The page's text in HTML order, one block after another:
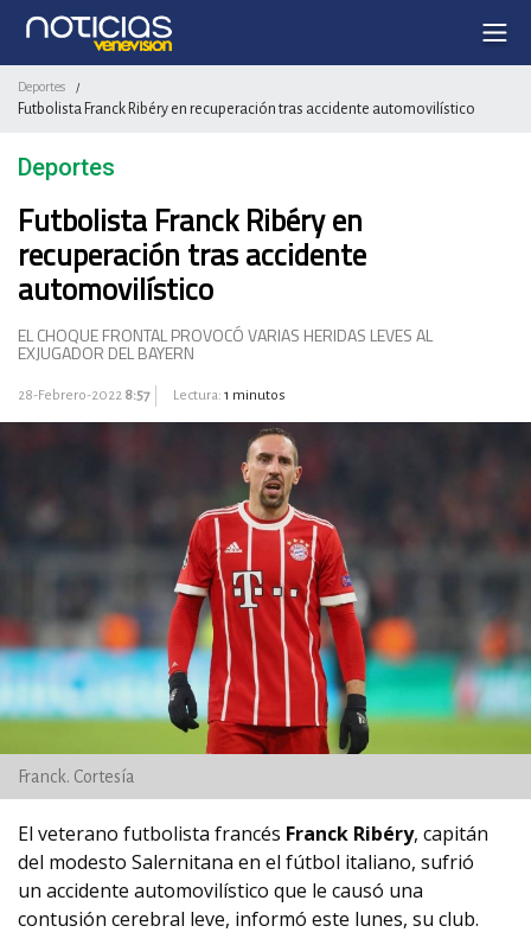
Deportes /
Futbolista Franck Ribéry en recuperación tras accidente automovilístico
Deportes
Futbolista Franck Ribéry en
recuperación tras accidente
automovilístico
EL CHOQUE FRONTAL PROVOCÓ VARIAS HERIDAS LEVES AL
EXJUGADOR DEL BAYERN
28-Febrero-2022 8:57 Lectura: 1 minutos
Franck. Cortesía
El veterano futbolista francés Franck Ribéry, capitán
del modesto Salernitana en el fútbol italiano, sufrió
un accidente automovilístico que le causó una
contusión cerebral leve, informó este lunes, su club.